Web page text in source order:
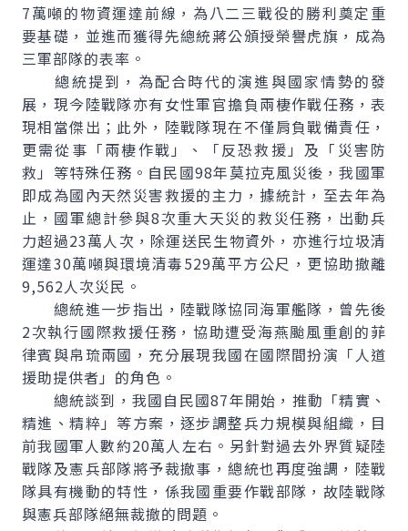
7萬噸的物資運達前線，為八二三戰役的勝利奠定重
要基礎，並進而獲得先總統蔣公頒授榮譽虎旗，成為
三軍部隊的表率。
總統提到，為配合時代的演進與國家情勢的發
展，現今陸戰隊亦有女性軍官擔負兩棲作戰任務，表
現相當傑出；此外，陸戰隊現在不僅肩負戰備責任，
更需從事「兩棲作戰」、「反恐救援」及「災害防
救」等特殊任務。自民國98年莫拉克風災後，我國軍
即成為國內天然災害救援的主力，據統計，至去年為
止，國軍總計參與8次重大天災的救災任務，出動兵
力超過23萬人次，除運送民生物資外，亦進行垃圾清
運達30萬噸與環境清毒529萬平方公尺，更協助撤離
9,562人次災民。
總統進一步指出，陸戰隊協同海軍艦隊，曾先後
2次執行國際救援任務，協助遭受海燕颱風重創的菲
律賓與帛琉兩國，充分展現我國在國際間扮演「人道
援助提供者」的角色。
總統談到，我國自民國87年開始，推動「精實、
精進、精粹」等方案，逐步調整兵力規模與組織，目
前我國軍人數約20萬人左右。另針對過去外界質疑陸
戰隊及憲兵部隊將予裁撤事，總統也再度強調，陸戰
隊具有機動的特性，係我國重要作戰部隊，故陸戰隊
與憲兵部隊絕無裁撤的問題。